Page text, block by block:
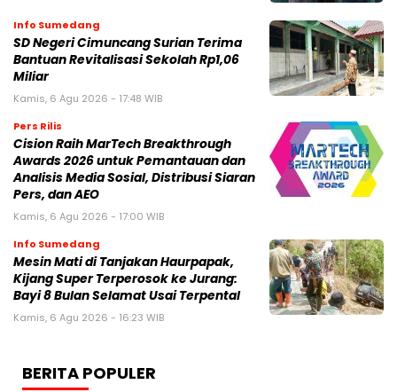
Info Sumedang
SD Negeri Cimuncang Surian Terima
Bantuan Revitalisasi Sekolah Rp1,06
Miliar
Kamis, 6 Agu 2026 - 17:48 WIB
Pers Rilis
Cision Raih MarTech Breakthrough
Awards 2026 untuk Pemantauan dan
Analisis Media Sosial, Distribusi Siaran
Pers, dan AEO
Kamis, 6 Agu 2026 - 17:00 WIB
Info Sumedang
Mesin Mati di Tanjakan Haurpapak,
Kijang Super Terperosok ke Jurang:
Bayi 8 Bulan Selamat Usai Terpental
Kamis, 6 Agu 2026 - 16:23 WIB
BERITA POPULER